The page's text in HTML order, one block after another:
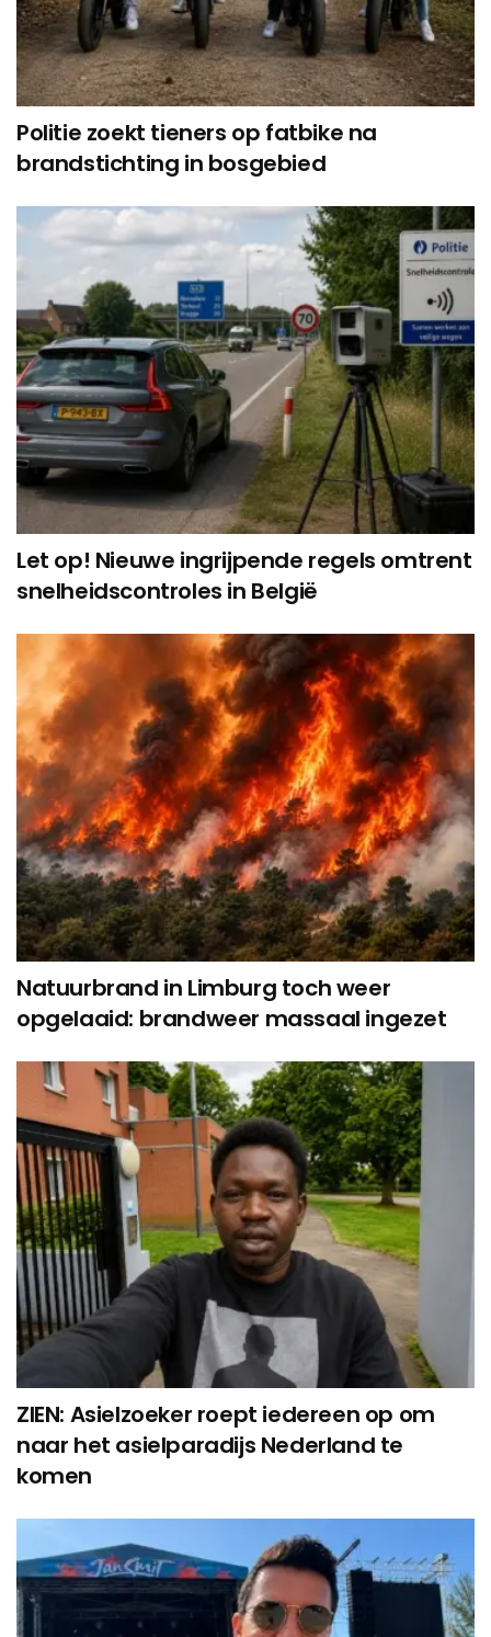
Politie zoekt tieners op fatbike na
brandstichting in bosgebied
Let op! Nieuwe ingrijpende regels omtrent
snelheidscontroles in België
Natuurbrand in Limburg toch weer
opgelaaid: brandweer massaal ingezet
ZIEN: Asielzoeker roept iedereen op om
naar het asielparadijs Nederland te
komen